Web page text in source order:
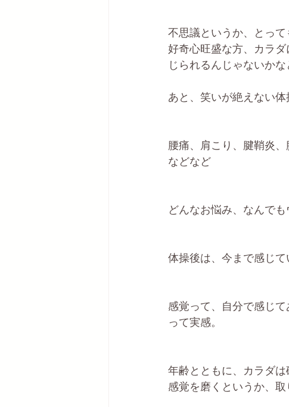
不思議というか、とって
好奇心旺盛な方、カラ
じられるんじゃないかな
あと、笑いが絶えない
腰痛、肩こり、腱鞘炎
などなど
どんなお悩み、なんでも
体操後は、今まで感じて
感覚って、自分で感じ
って実感。
年齢とともに、カラダは
感覚を磨くというか、取